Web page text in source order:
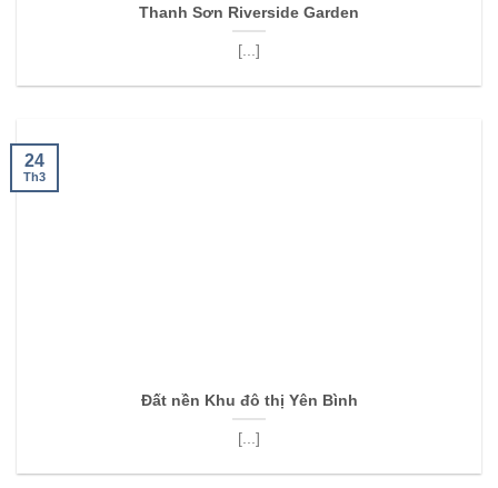
Thanh Sơn Riverside Garden
[...]
Đất nền Khu đô thị Yên Bình
[...]
24
Th3